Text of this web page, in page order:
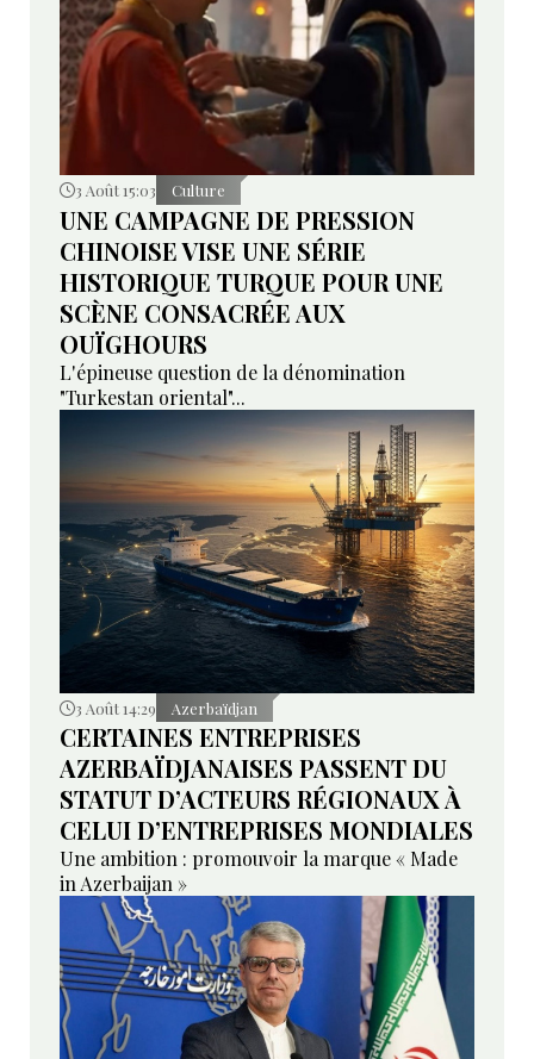
3 Août 15:03 Culture
UNE CAMPAGNE DE PRESSION
CHINOISE VISE UNE SÉRIE
HISTORIQUE TURQUE POUR UNE
SCÈNE CONSACRÉE AUX
OUÏGHOURS
L'épineuse question de la dénomination
"Turkestan oriental"...
3 Août 14:29 Azerbaïdjan
CERTAINES ENTREPRISES
AZERBAÏDJANAISES PASSENT DU
STATUT D’ACTEURS RÉGIONAUX À
CELUI D’ENTREPRISES MONDIALES
Une ambition : promouvoir la marque « Made
in Azerbaijan »